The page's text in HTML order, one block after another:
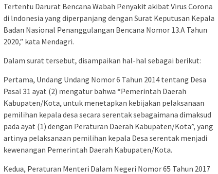
Tertentu Darurat Bencana Wabah Penyakit akibat Virus Corona
di lndonesia yang diperpanjang dengan Surat Keputusan Kepala
Badan Nasional Penanggulangan Bencana Nomor 13.A Tahun
2020,” kata Mendagri.
Dalam surat tersebut, disampaikan hal-hal sebagai berikut:
Pertama, Undang Undang Nomor 6 Tahun 2014 tentang Desa
Pasal 31 ayat (2) mengatur bahwa “Pemerintah Daerah
Kabupaten/Kota, untuk menetapkan kebijakan pelaksanaan
pemilihan kepala desa secara serentak sebagaimana dimaksud
pada ayat (1) dengan Peraturan Daerah Kabupaten/Kota”, yang
artinya pelaksanaan pemilihan kepala Desa serentak menjadi
kewenangan Pemerintah Daerah Kabupaten/Kota.
Kedua, Peraturan Menteri Dalam Negeri Nomor 65 Tahun 2017